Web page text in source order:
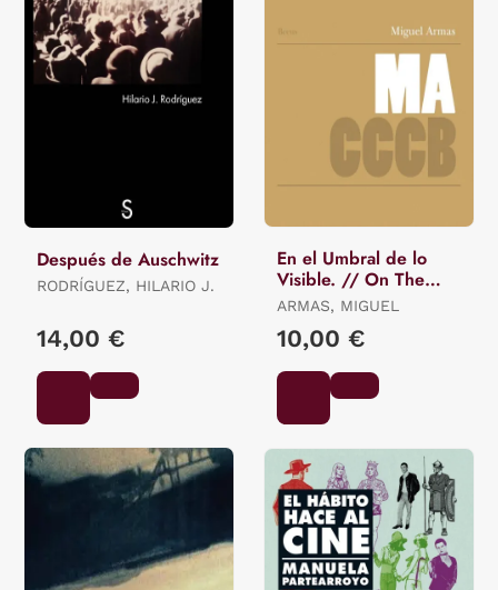
Después de Auschwitz
RODRÍGUEZ, HILARIO J.
14,00 €
En el Umbral de lo
Visible. // On The
Threshold Of The
ARMAS, MIGUEL
10,00 €